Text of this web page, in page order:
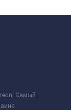
Самый